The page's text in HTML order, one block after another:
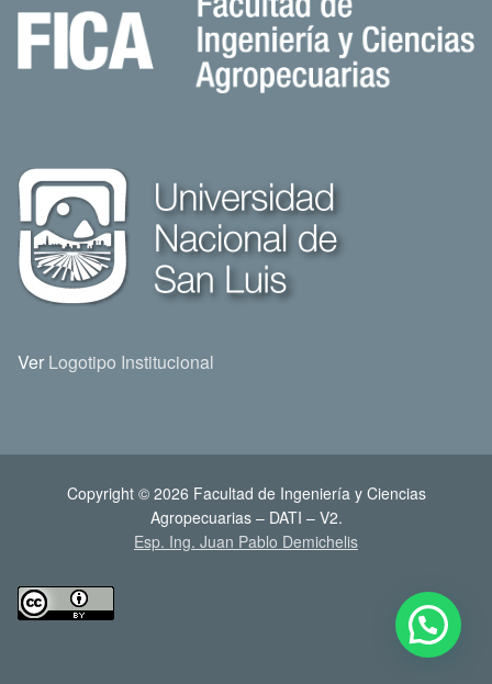
Ver Logotipo Institucional
Copyright © 2026 Facultad de Ingeniería y Ciencias
Agropecuarias – DATI – V2.
Esp. Ing. Juan Pablo Demichelis